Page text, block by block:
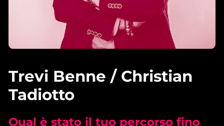
Trevi Benne / Christian
Tadiotto
Qual è stato il tuo percorso fino